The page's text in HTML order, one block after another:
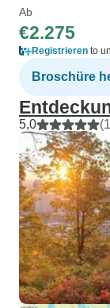
Ab
€2.275
Registrieren to
Broschüre
5,0